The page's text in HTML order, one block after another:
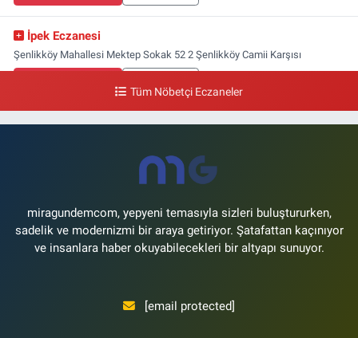
İpek Eczanesi
Şenlikköy Mahallesi Mektep Sokak 52 2 Şenlikköy Camii Karşısı
Gün Eczanesi
Yol Tarifi Al
Tüm Nöbetçi Eczaneler
miragundemcom, yepyeni temasıyla sizleri buluştururken,
sadelik ve modernizmi bir araya getiriyor. Şatafattan kaçınıyor
ve insanlara haber okuyabilecekleri bir altyapı sunuyor.
[email protected]